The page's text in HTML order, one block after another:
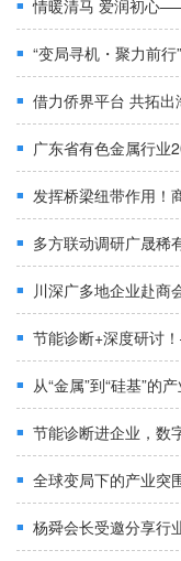
■ 情暖清马 爱润初心——清远市
■ “变局寻机・聚力前行”2026年广东省金属加
■ 借力侨界平台 共拓出海新局—我会杨
■ 广东省有色金属行业2025年能效（水效）对标
■ 发挥桥梁纽带作用！商会
■ 多方联动调研广晟稀有金
■ 川深广多地企业赴商
■ 节能诊断+深度研讨！—清
■ 从“金属”到“硅基”的产业对话：杨舜会
■ 节能诊断进企业，数字赋能促发展
■ 全球变局下的产业突围 清远金属产业高质
■ 杨舜会长受邀分享行业洞